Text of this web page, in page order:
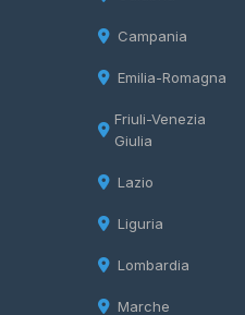
Campania
Emilia-Romagna
Friuli-Venezia
Giulia
Lazio
Liguria
Lombardia
Marche